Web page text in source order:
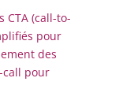
CTA (call-to-
pour
des
call pour